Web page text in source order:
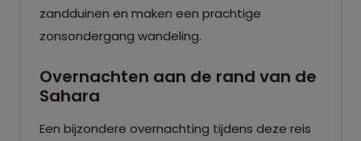
zandduinen en maken een prachtige
zonsondergang wandeling.
Overnachten aan de rand van de
Sahara
Een bijzondere overnachting tijdens deze reis